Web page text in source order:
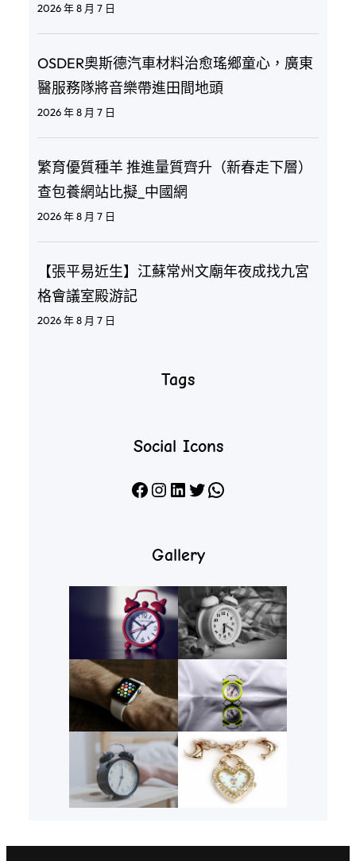
2026 年 8 月 7 日
OSDER奧斯德汽車材料治愈瑤鄉童心，廣東
醫服務隊將音樂帶進田間地頭
2026 年 8 月 7 日
繁育優質種羊 推進量質齊升（新春走下層）
查包養網站比擬_中國網
2026 年 8 月 7 日
【張平易近生】江蘇常州文廟年夜成找九宮
格會議室殿游記
2026 年 8 月 7 日
Tags
Social Icons
Facebook Instagram LinkedIn X WhatsApp
Gallery